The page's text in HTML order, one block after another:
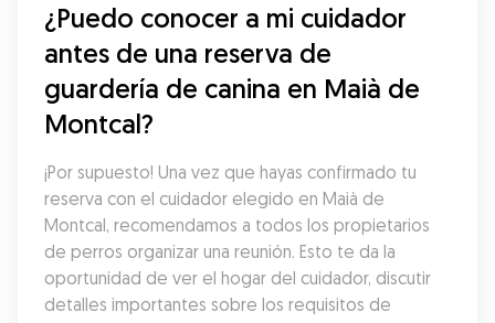
¿Puedo conocer a mi cuidador
antes de una reserva de
guardería de canina en Maià de
Montcal?
¡Por supuesto! Una vez que hayas confirmado tu
reserva con el cuidador elegido en Maià de
Montcal, recomendamos a todos los propietarios
de perros organizar una reunión. Esto te da la
oportunidad de ver el hogar del cuidador, discutir
detalles importantes sobre los requisitos de